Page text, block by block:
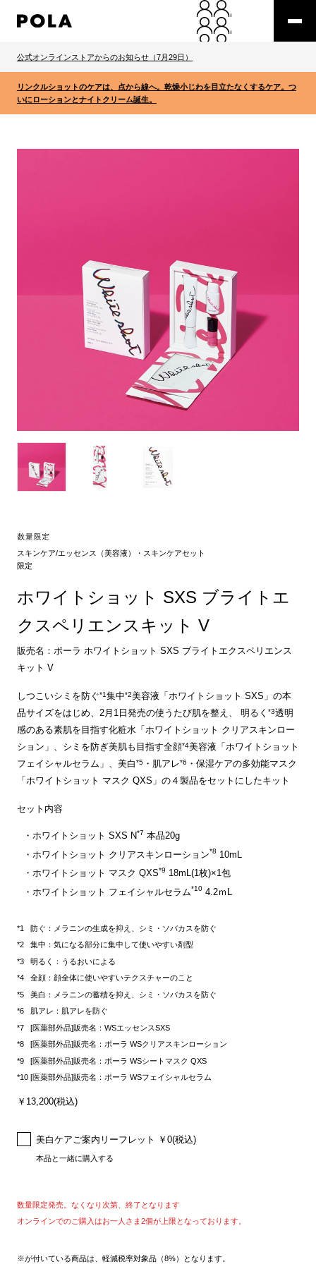
公式オンラインストアからのお知らせ（7月29日）
リンクルショットのケアは、点から線へ。乾燥小じわを目立たなくするケア。つ
いにローションとナイトクリーム誕生。
スキンケア/エッセンス（美容液）・スキンケアセット
限定
ホワイトショット SXS ブライトエ
クスペリエンスキット V
販売名：ポーラ ホワイトショット SXS ブライトエクスペリエンス
キット V
しつこいシミを防ぐ*1集中*2美容液「ホワイトショット SXS」の本
品サイズをはじめ、2月1日発売の使うたび肌を整え、 明るく *3透明
感のある素肌を目指す化粧水「ホワイトショット クリアスキンロー
ション」、シミを防ぎ美肌も目指す全顔*4美容液「ホワイトショット
フェイシャルセラム」、美白*5・肌アレ*6 ・保湿ケアの多効能マスク
「ホワイトショット マスク QXS」の４製品をセットにしたキット
セット内容
ホワイトショット SXS N*7 本品20g
ホワイトショット クリアスキンローション*8 10mL
ホワイトショット マスク QXS*9 18mL(1枚)×1包
ホワイトショット フェイシャルセラム*104.2ｍL
防ぐ：メラニンの生成を抑え、シミ・ソバカスを防ぐ
集中：気になる部分に集中して使いやすい剤型
明るく：うるおいによる
全顔：顔全体に使いやすいテクスチャーのこと
美白：メラニンの蓄積を抑え、シミ・ソバカスを防ぐ
肌アレ：肌アレを防ぐ
[医薬部外品]販売名：WSエッセンスSXS
[医薬部外品]販売名：ポーラ WSクリアスキンローション
[医薬部外品]販売名：ポーラ WSシートマスク QXS
[医薬部外品]販売名：ポーラ WSフェイシャルセラム
￥13,200(税込)
美白ケアご案内リーフレット ￥0(税込)
本品と一緒に購入する
数量限定発売。なくなり次第、終了となります
オンラインでのご購入はお一人さま2個が上限となっております。
※が付いている商品は、軽減税率対象品（8%）となります。